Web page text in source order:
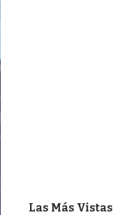
Las Más Vistas